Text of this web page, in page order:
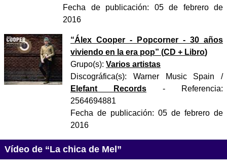
Fecha de publicación: 05 de febrero de
2016
“Álex Cooper - Popcorner - 30 años
viviendo en la era pop” (CD + Libro)
Grupo(s): Varios artistas
Discográfica(s): Warner Music Spain /
Elefant Records - Referencia:
2564694881
Fecha de publicación: 05 de febrero de
2016
Vídeo de “La chica de Mel”